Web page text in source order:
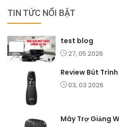
TIN TỨC NỔI BẬT
test blog
27, 05 2026
03, 03 2026